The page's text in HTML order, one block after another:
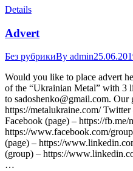
Details
Advert
Без рубрикиBy admin
Would you like to place advert
of the “Ukrainian Metal” with 3
to sadoshenko@gmail.com. Our
https://metalukraine.com/
Facebook (page) – https://
https://www.facebook.com/
(page) – https://
(group) – https://
…